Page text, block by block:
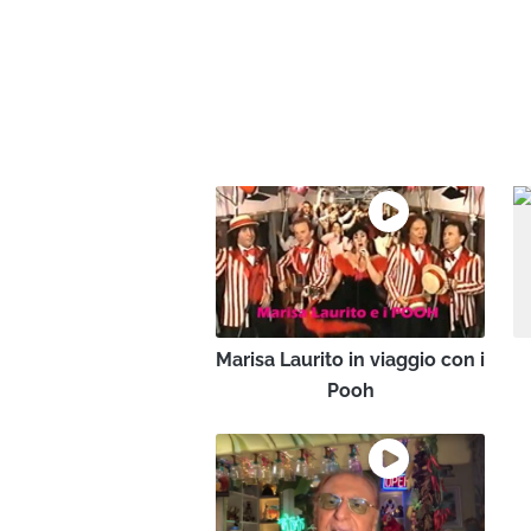
Marisa Laurito in viaggio con i
Pooh